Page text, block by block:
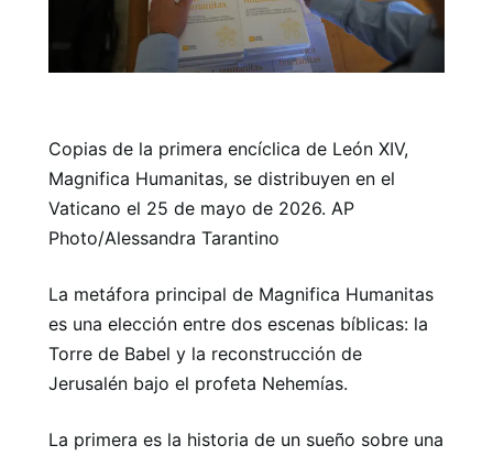
Copias de la primera encíclica de León XIV,
Magnifica Humanitas, se distribuyen en el
Vaticano el 25 de mayo de 2026. AP
Photo/Alessandra Tarantino
La metáfora principal de Magnifica Humanitas
es una elección entre dos escenas bíblicas: la
Torre de Babel y la reconstrucción de
Jerusalén bajo el profeta Nehemías.
La primera es la historia de un sueño sobre una